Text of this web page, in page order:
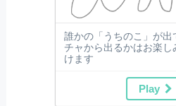
誰かの「うちのこ」が出
チャから出るかはお楽し
けます
Play